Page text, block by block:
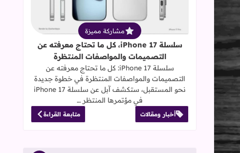
مشاركة مميزة
سلسلة iPhone 17، كل ما تحتاج معرفته عن
التصميمات والمواصفات المنتظرة
سلسلة iPhone 17: كل ما تحتاج معرفته عن
التصميمات والمواصفات المنتظرة في خطوة جديدة
نحو المستقبل، ستكشف آبل عن سلسلة iPhone 17
في مؤتمرها المنتظر …
أخبار ومقالات متابعة القراءة